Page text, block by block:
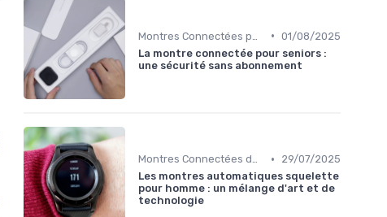
• 01/08/2025
La montre connectée pour seniors :
une sécurité sans abonnement
Montres Connectées de Luxe •
29/07/2025
Les montres automatiques squelette
pour homme : un mélange d'art et de
technologie